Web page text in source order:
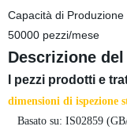
Capacità di Produzione
50000 pezzi/mese
Descrizione
I pezzi prodotti e
dimensioni di ispezione
Basato su: IS02859